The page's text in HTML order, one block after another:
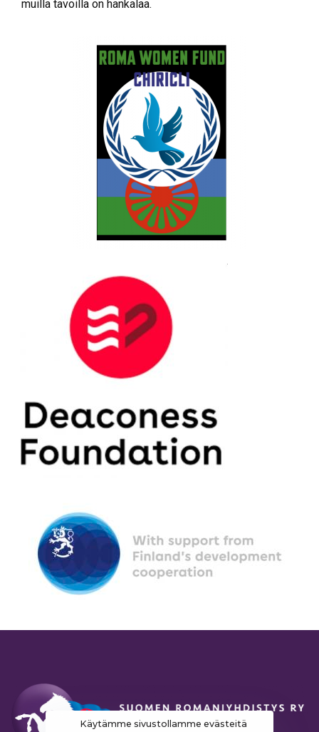
muilla tavoilla on hankalaa.
Käytämme sivustollamme evästeitä